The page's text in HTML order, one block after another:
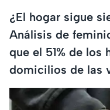
¿El hogar sigue
Análisis de
que el 51% de los
domicilios de las